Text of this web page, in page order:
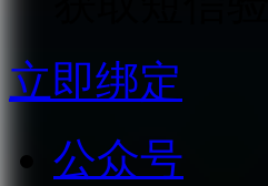
立即绑定
公众号